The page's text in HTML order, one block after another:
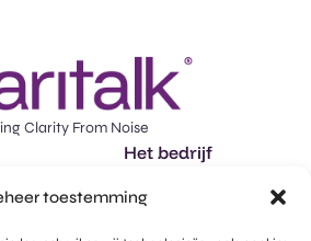
toestemming
Clarity From Noise
Het bedrijf